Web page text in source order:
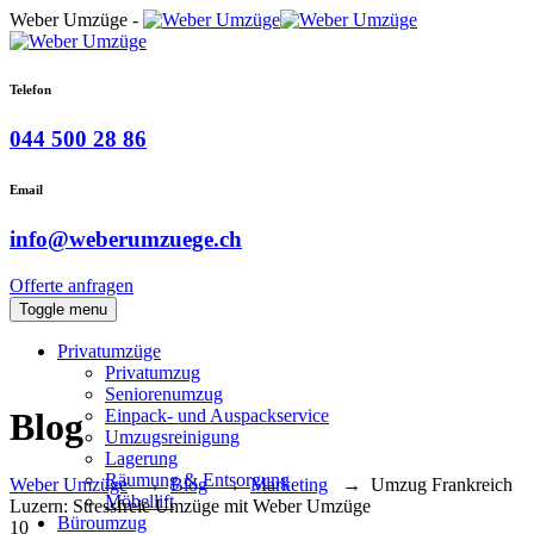
Weber Umzüge -
Telefon
044 500 28 86
Email
info@weberumzuege.ch
Offerte anfragen
Toggle menu
Privatumzüge
Privatumzug
Seniorenumzug
Einpack- und Auspackservice
Umzugsreinigung
Lagerung
Räumung & Entsorgung
Möbellift
Büroumzug
Blog
Weber Umzüge →Blog→Marketing → Umzug Frankreich
Luzern: Stressfreie Umzüge mit Weber Umzüge
10